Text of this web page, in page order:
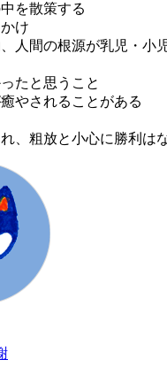
を散策する
け
人間の根源が乳児・小
たと思うこと
やされることがある
、粗放と小心に勝利は